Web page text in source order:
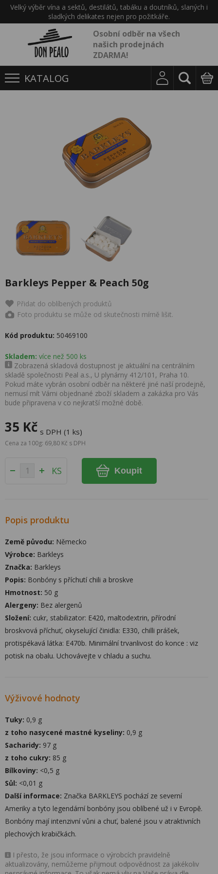
Velký výběr vína a sektů, destilátů, tabáku a doutníků, slaných i
sladkých delikates nejen pro požitkáře.
Osobní odběr na všech
našich prodejnách
ZDARMA!
KATALOG
Barkleys Pepper & Peach 50g
Přidat do oblíbených produktů
Foto produktu se může od skutečnosti mírně lišit.
Kód produktu: 50469100
Skladem: více než 500 ks
Zobrazená skladová dostupnost je aktuální na centrálním
skladě společnosti Peal a.s., U plynárny 412/101, Praha 10.
Pokud máte vybrán osobní odběr na některé jiné naší prodejně,
nemusí mít Vámi objednané zboží skladem a zakázka pro Vás
bude připravena v co nejkratší možné době.
35 Kč s DPH (1 ks)
Cena za 100g: 69,80 Kč s DPH
KS Koupit
Popis produktu
Země původu: Německo
Výrobce: Barkleys
Značka: Barkleys
Popis: Bonbóny s příchutí chili a broskve
Hmotnost: 50 g
Alergeny: Bez alergenů
Složení: cukr, stabilizator: E420, maltodextrin, přírodní
broskvová příchuť, okyselující činidla: E330, chilli prášek,
protispékavá látka: E470b. Minimální trvanlivost do konce : viz
potisk na obalu. Uchovávejte v chladu a suchu.
Výživové hodnoty
Tuky: 0,9 g
z toho nasycené mastné kyseliny: 0,9 g
Sacharidy: 97 g
z toho cukry: 85 g
Bílkoviny: <0,5 g
Sůl: <0,01 g
Další informace: Značka BARKLEYS pochází ze severní
Ameriky a tyto legendární bonbóny jsou oblíbené už i v Evropě.
Bonbóny mají intenzivní vůni a chuť, balené jsou v atraktivních
plechových krabičkách.
I přesto, že jsou informace o výrobcích pravidelně
aktualizovány, nemůžeme přijmout odpovědnost za jakékoliv